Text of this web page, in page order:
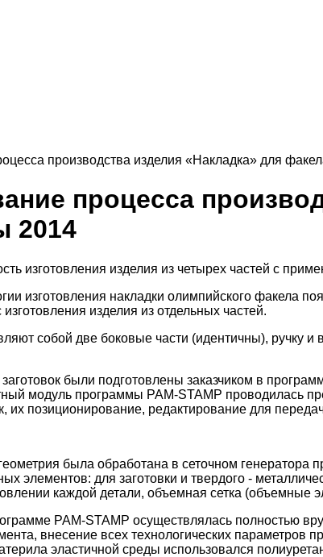
производства изделия «Накладка» для
процесса
2014
изготовления изделия из четырех частей с
изготовления накладки олимпийского факела
изделия из отдельных частей.
собой две боковые части (идентичны), ручку
были подготовлены заказчиком в
модуль программы PAM-STAMP проводилась
их позиционирование, редактирование для
была обработана в сеточном
элементов: для заготовки и твердого -
каждой детали, объемная сетка (объемные
PAM-STAMP осуществлялась полностью
внесение всех технологических
эластичной среды использовался